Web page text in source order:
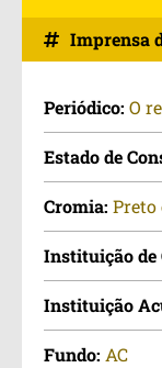
Imprensa
Periódico: O
Estado de
Cromia: Preto
Instituição de
Instituição
Fundo: AC